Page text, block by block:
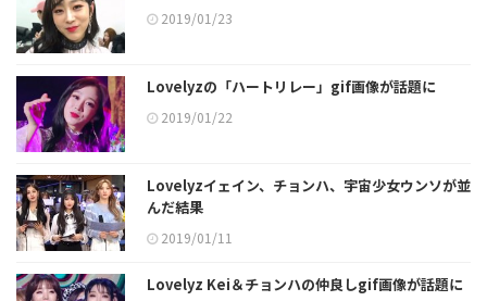
2019/01/23
Lovelyzの「ハートリレー」gif画像が話題に
2019/01/22
Lovelyzイェイン、チョンハ、宇宙少女ウンソが並
んだ結果
2019/01/11
Lovelyz Kei＆チョンハの仲良しgif画像が話題に